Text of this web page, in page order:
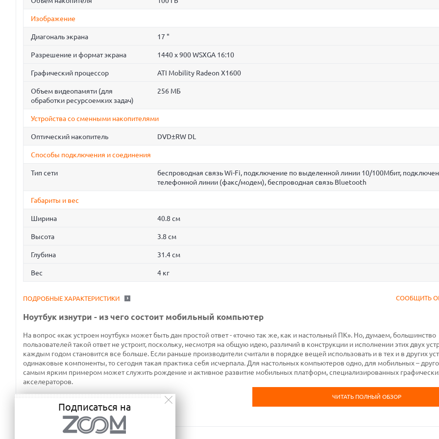
Изображение
Диагональ экрана 17 "
Разрешение и формат экрана 1440 x 900 WSXGA 16:10
Графический процессор ATI Mobility Radeon X1600
Объем видеопамяти (для
обработки ресурсоемких задач)
256 МБ
Устройства со сменными накопителями
Оптический накопитель DVD±RW DL
Способы подключения и соединения
Тип сети
беспроводная связь Wi-Fi, подключение по выделенной линии 10/100Мбит,
телефонной линии (факс/модем), беспроводная связь Bluetooth
Габариты и вес
Ширина 40.8 см
Высота 3.8 см
Глубина 31.4 см
Вес 4 кг
СООБЩИТЬ
ПОДРОБНЫЕ ХАРАКТЕРИСТИКИ
Ноутбук изнутри - из чего состоит мобильный компьютер
На вопрос «как устроен ноутбук» может быть дан простой ответ - «точно так же, как и настольный ПК». Но, думаем, большинство
пользователей такой ответ не устроит, поскольку, несмотря на общую идею, различий в конструкции и исполнении этих двух
каждым годом становится все больше. Если раньше производители считали в порядке вещей использовать и в тех и в других
одинаковые компоненты, то сегодня такая практика себя исчерпала. Для настольных компьютеров одно, для мобильных –
самым ярким примером может служить рождение и активное развитие мобильных платформ, специализированных
акселераторов.
ЧИТАТЬ ПОЛНЫЙ ОБЗОР
Подписаться на